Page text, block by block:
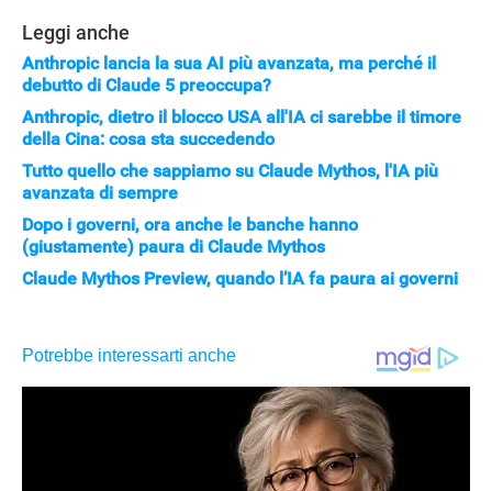
STREAMING E SERIE TV
Leggi anche
Anthropic lancia la sua AI più avanzata, ma perché il
debutto di Claude 5 preoccupa?
Anthropic, dietro il blocco USA all'IA ci sarebbe il timore
della Cina: cosa sta succedendo
Tutto quello che sappiamo su Claude Mythos, l'IA più
avanzata di sempre
Dopo i governi, ora anche le banche hanno
(giustamente) paura di Claude Mythos
Claude Mythos Preview, quando l’IA fa paura ai governi